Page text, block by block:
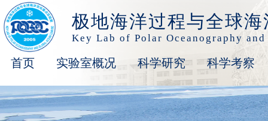
极地海洋过程与全球
Key Lab of Polar Oceanography
首页 实验室概况 科学研究 科学考察